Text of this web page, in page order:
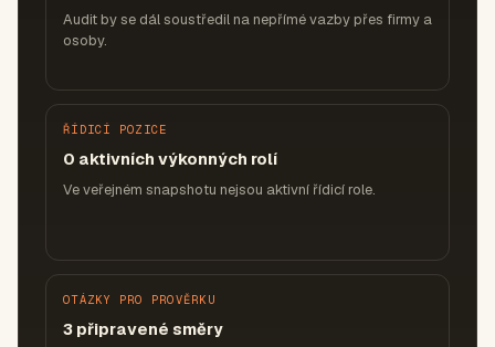
Audit by se dál soustředil na nepřímé vazby přes firmy a
osoby.
ŘÍDICÍ POZICE
0 aktivních výkonných rolí
Ve veřejném snapshotu nejsou aktivní řídicí role.
OTÁZKY PRO PROVĚRKU
3 připravené směry